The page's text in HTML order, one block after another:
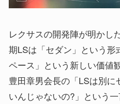
レクサスの開発陣が明かし
期LSは「セダン」という形
ペース」という新しい価値
豊田章男会長の「LSは別に
いんじゃないの?」という